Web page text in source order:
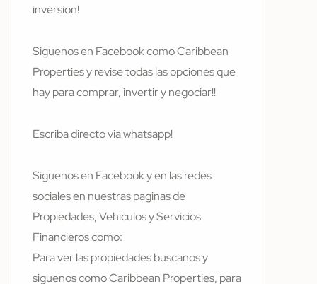
inversion!
Siguenos en Facebook como Caribbean
Properties y revise todas las opciones que
hay para comprar, invertir y negociar!!
Escriba directo via whatsapp!
Siguenos en Facebook y en las redes
sociales en nuestras paginas de
Propiedades, Vehiculos y Servicios
Financieros como:
Para ver las propiedades buscanos y
siguenos como Caribbean Properties, para